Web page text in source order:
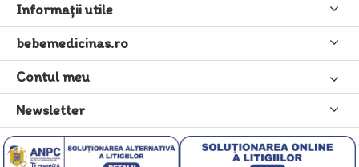
Informaţii utile
bebemedicinas.ro
Contul meu
Newsletter